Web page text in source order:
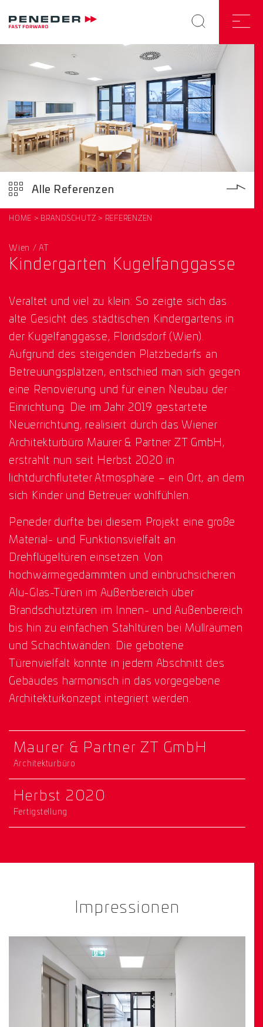
Alle Referenzen
HOME BRANDSCHUTZ REFERENZEN
Wien / AT
Kindergarten Kugelfanggasse
Veraltet und viel zu klein: So zeigte sich das
alte Gesicht des städtischen Kindergartens in
der Kugelfanggasse, Floridsdorf (Wien).
Aufgrund des steigenden Platzbedarfs an
Betreuungsplätzen, entschied man sich gegen
eine Renovierung und für einen Neubau der
Einrichtung. Die im Jahr 2019 gestartete
Neuerrichtung, realisiert durch das Wiener
Architekturbüro Maurer & Partner ZT GmbH,
erstrahlt nun seit Herbst 2020 in
lichtdurchfluteter Atmosphäre – ein Ort, an dem
sich Kinder und Betreuer wohlfühlen.
Peneder durfte bei diesem Projekt eine große
Material- und Funktionsvielfalt an
Drehflügeltüren einsetzen. Von
hochwärmegedämmten und einbruchsicheren
Alu-Glas-Türen im Außenbereich über
Brandschutztüren im Innen- und Außenbereich
bis hin zu einfachen Stahltüren bei Müllräumen
und Schachtwänden: Die gebotene
Türenvielfalt konnte in jedem Abschnitt des
Gebäudes harmonisch in das vorgegebene
Architekturkonzept integriert werden.
Maurer & Partner ZT GmbH
Architekturbüro
Herbst 2020
Fertigstellung
Impressionen